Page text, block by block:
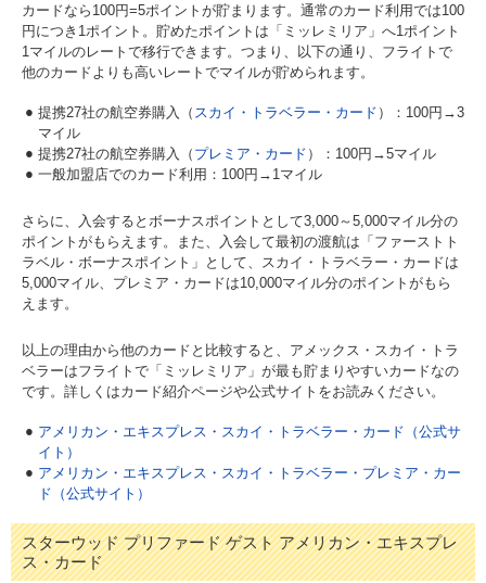
カードなら100円=5ポイントが貯まります。通常のカード利用では100
円につき1ポイント。貯めたポイントは「ミッレミリア」へ1ポイント
1マイルのレートで移行できます。つまり、以下の通り、フライトで
他のカードよりも高いレートでマイルが貯められます。
提携27社の航空券購入（ スカイ・トラベラー・カード ）：100円→3
マイル
提携27社の航空券購入（ プレミア・カード ）：100円→5マイル
一般加盟店でのカード利用：100円→1マイル
さらに、入会するとボーナスポイントとして3,000～5,000マイル分の
ポイントがもらえます。また、入会して最初の渡航は「ファーストト
ラベル・ボーナスポイント」として、スカイ・トラベラー・カードは
5,000マイル、プレミア・カードは10,000マイル分のポイントがもら
えます。
以上の理由から他のカードと比較すると、アメックス・スカイ・トラ
ベラーはフライトで「ミッレミリア」が最も貯まりやすいカードなの
です。詳しくはカード紹介ページや公式サイトをお読みください。
アメリカン・エキスプレス・スカイ・トラベラー・カード（公式サ
イト）
アメリカン・エキスプレス・スカイ・トラベラー・プレミア・カー
ド（公式サイト）
スターウッド プリファード ゲスト アメリカン・エキスプレ
ス・カード